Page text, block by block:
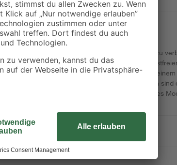
Um Bleche adäquat und dauerhaft miteinander zu
Seilflechter die optimale Lösung. Sie sind aus
Sie können diese robusten Blechschrauben mit
eindrehen. Gerade für Arbeiten im Außenbereich
unserem Sortiment verschiedene Varianten dieses